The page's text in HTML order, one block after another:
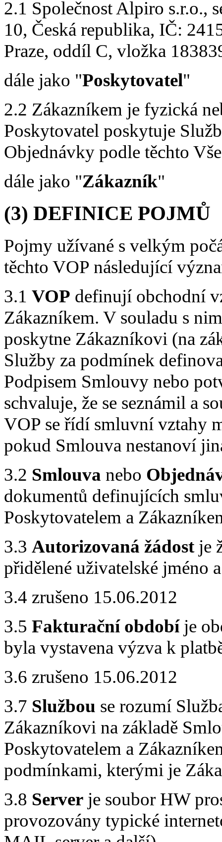
2.1 Společnost Alpiro s.r.o.,
10, Česká republika, IČ:
Praze, oddíl C, vložka
dále jako "Poskytovatel"
2.2 Zákazníkem je fyzická
Poskytovatel poskytuje
Objednávky podle těchto
dále jako "Zákazník"
(3) DEFINICE POJMŮ
Pojmy užívané s velkým
těchto VOP následující
3.1 VOP definují obchodní
Zákazníkem. V souladu s
poskytne Zákazníkovi (na
Služby za podmínek
Podpisem Smlouvy nebo
schvaluje, že se seznámil a
VOP se řídí smluvní vztahy
pokud Smlouva nestanoví
3.2 Smlouva nebo
dokumentů definujících
Poskytovatelem a
3.3 Autorizovaná žádostje
přidělené uživatelské jméno
3.4 zrušeno 15.06.2012
3.5 Fakturační obdobíje
byla vystavena výzva k
3.6 zrušeno 15.06.2012
3.7 Službou se rozumí
Zákazníkovi na základě
Poskytovatelem a
podmínkami, kterými je
3.8 Server je soubor HW
provozovány typické